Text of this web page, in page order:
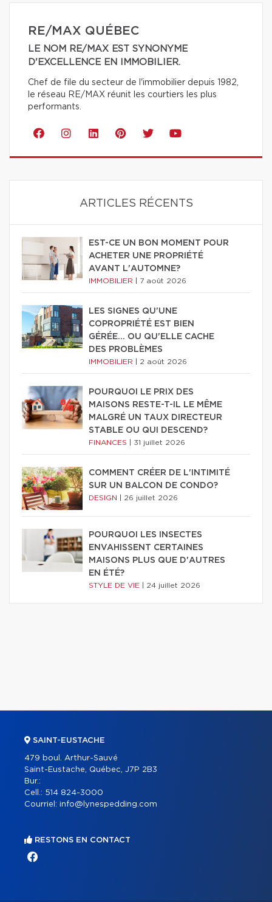
RE/MAX QUÉBEC
LE NOM RE/MAX EST SYNONYME
D'EXCELLENCE EN IMMOBILIER.
Chef de file du secteur de l'immobilier depuis 1982,
le réseau RE/MAX réunit les courtiers les plus
performants.
ARTICLES RÉCENTS
EST-CE UN BON MOMENT POUR
ACHETER UNE PROPRIÉTÉ
AVANT L'AUTOMNE?
IMMOBILIER 7 août 2026
LES SIGNES QU'UNE
COPROPRIÉTÉ EST BIEN
GÉRÉE… OU QU'ELLE CACHE
DES PROBLÈMES
IMMOBILIER 2 août 2026
POURQUOI LE PRIX DES
MAISONS RESTE-T-IL LE MÊME
MALGRÉ UN TAUX DIRECTEUR
STABLE OU QUI DESCEND?
FINANCES 31 juillet 2026
COMMENT CRÉER DE L'INTIMITÉ
SUR UN BALCON DE CONDO?
DESIGN 26 juillet 2026
POURQUOI LES INSECTES
ENVAHISSENT CERTAINES
MAISONS PLUS QUE D'AUTRES
EN ÉTÉ?
STYLE DE VIE 24 juillet 2026
SAINT-EUSTACHE
479 boul. Arthur-Sauvé
Saint-Eustache, Québec, J7P 2B3
Bur.:
Cell.: 514 824-3000
Courriel: info@lynespedding.com
RESTONS EN CONTACT